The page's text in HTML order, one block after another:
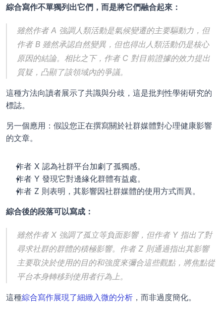
綜合寫作不單獨列出它們，而是將它們融合起來：
雖然作者 A 強調人類活動是氣候變遷的主要驅動力，但
作者 B 雖然承認自然變異，但也得出人類活動仍是核心
原因的結論。相比之下，作者 C 對目前證據的效力提出
質疑，凸顯了該領域內的爭議。
這種方法向讀者展示了共識與分歧，這是批判性學術研究的
標誌。
另一個應用：假設您正在撰寫關於社群媒體對心理健康影響
的文章。
作者 X 認為社群平台加劇了孤獨感。
作者 Y 發現它對邊緣化群體有益處。
作者 Z 則表明，其影響因社群媒體的使用方式而異。
綜合後的段落可以寫成：
雖然作者 X 強調了孤立等負面影響，但作者 Y 指出了對
尋求社群的群體的積極影響。作者 Z 則通過指出其影響
主要取決於使用的目的和強度來彌合這些觀點，將焦點從
平台本身轉移到使用者行為上。
這種綜合寫作展現了細緻入微的分析 ，而非過度簡化。